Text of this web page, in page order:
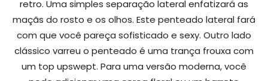
retro. Uma simples separação lateral enfatizará as
maçãs do rosto e os olhos. Este penteado lateral fará
com que você pareça sofisticado e sexy. Outro lado
clássico varreu o penteado é uma trança frouxa com
um top upswept. Para uma versão moderna, você